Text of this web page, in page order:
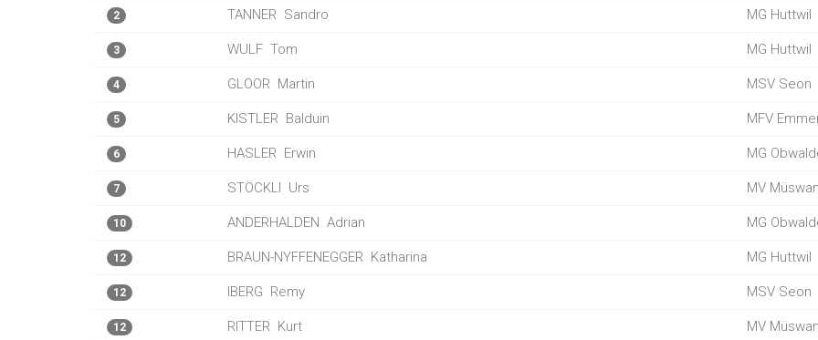
2 TANNER Sandro MG Huttwil
3 WULF Tom MG Huttwil
4 GLOOR Martin MSV Seon
5 KISTLER Balduin MFV
6 HASLER Erwin MG
7 STÖCKLI Urs MV
10 ANDERHALDEN Adrian MG
12 BRAUN-NYFFENEGGER Katharina MG Huttwil
12 IBERG Remy MSV Seon
12 RITTER Kurt MV